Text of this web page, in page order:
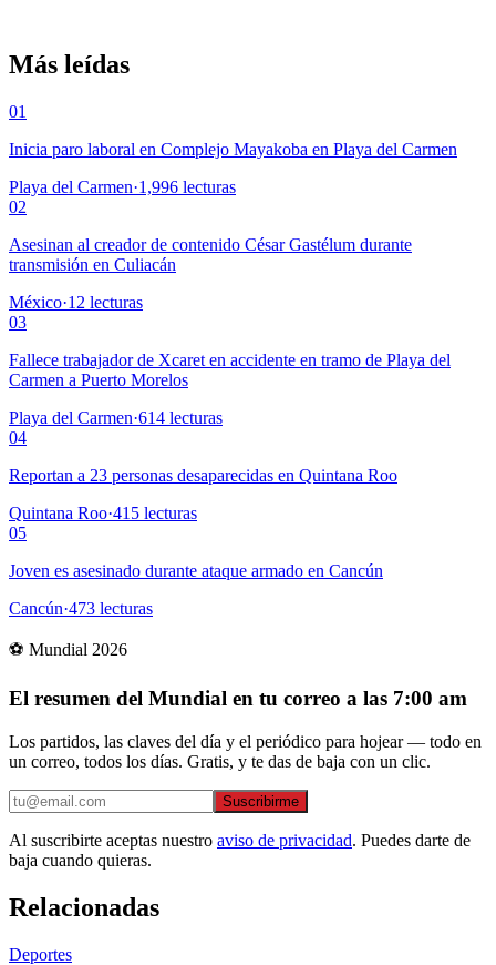
Más leídas
01
Inicia paro laboral en Complejo Mayakoba en Playa del Carmen
Playa del Carmen·1,996 lecturas
02
Asesinan al creador de contenido César Gastélum durante
transmisión en Culiacán
México·12 lecturas
03
Fallece trabajador de Xcaret en accidente en tramo de Playa del
Carmen a Puerto Morelos
Playa del Carmen·614 lecturas
04
Reportan a 23 personas desaparecidas en Quintana Roo
Quintana Roo·415 lecturas
05
Joven es asesinado durante ataque armado en Cancún
Cancún·473 lecturas
⚽ Mundial 2026
El resumen del Mundial en tu correo a las 7:00 am
Los partidos, las claves del día y el periódico para hojear — todo en
un correo, todos los días. Gratis, y te das de baja con un clic.
Suscribirme
Al suscribirte aceptas nuestro aviso de privacidad. Puedes darte de
baja cuando quieras.
Relacionadas
Deportes